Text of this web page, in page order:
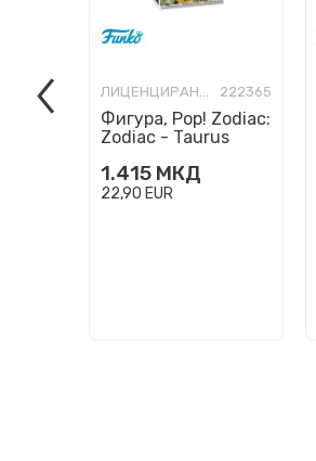
ЛИЦЕНЦИРАНИ ФИГУРИ И СЕТОВИ 222365
Фигура, Pop! Zodiac:
Zodiac - Taurus
1.415 МКД
22,90 EUR